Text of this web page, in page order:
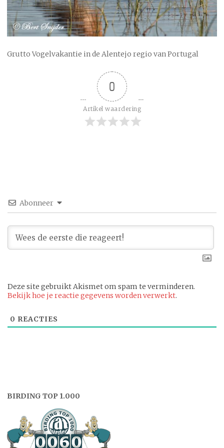
Grutto Vogelvakantie in de Alentejo regio van Portugal
0
Artikel waardering
Abonneer
Deze site gebruikt Akismet om spam te verminderen.
Bekijk hoe je reactie gegevens worden verwerkt.
0 REACTIES
BIRDING TOP 1.000